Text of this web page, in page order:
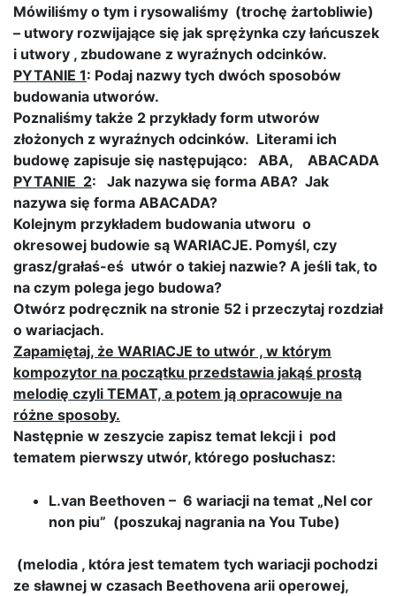
Mówiliśmy o tym i rysowaliśmy (trochę żartobliwie)
– utwory rozwijające się jak sprężynka czy łańcuszek
i utwory , zbudowane z wyraźnych odcinków.
PYTANIE 1: Podaj nazwy tych dwóch sposobów
budowania utworów.
Poznaliśmy także 2 przykłady form utworów
złożonych z wyraźnych odcinków. Literami ich
budowę zapisuje się następująco: ABA, ABACADA
PYTANIE 2: Jak nazywa się forma ABA? Jak
nazywa się forma ABACADA?
Kolejnym przykładem budowania utworu o
okresowej budowie są WARIACJE. Pomyśl, czy
grasz/grałaś-eś utwór o takiej nazwie? A jeśli tak, to
na czym polega jego budowa?
Otwórz podręcznik na stronie 52 i przeczytaj rozdział
o wariacjach.
Zapamiętaj, że WARIACJE to utwór , w którym
kompozytor na początku przedstawia jakąś prostą
melodię czyli TEMAT, a potem ją opracowuje na
różne sposoby.
Następnie w zeszycie zapisz temat lekcji i pod
tematem pierwszy utwór, którego posłuchasz:
L.van Beethoven – 6 wariacji na temat „Nel cor
non piu” (poszukaj nagrania na You Tube)
(melodia , która jest tematem tych wariacji pochodzi
ze sławnej w czasach Beethovena arii operowej,